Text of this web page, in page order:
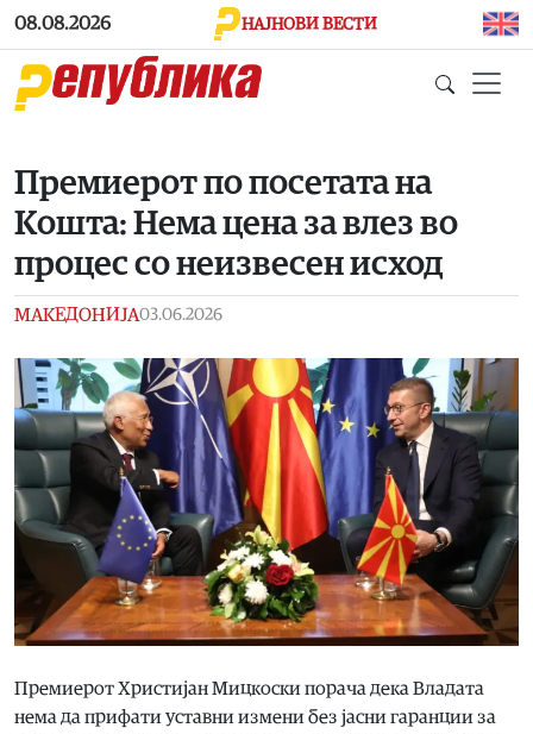
Skip to main content
08.08.2026 НАЈНОВИ ВЕСТИ
Премиерот по посетата на
Кошта: Нема цена за влез во
процес со неизвесен исход
МАКЕДОНИЈА03.06.2026
Премиерот Христијан Мицкоски порача дека Владата
нема да прифати уставни измени без јасни гаранции за